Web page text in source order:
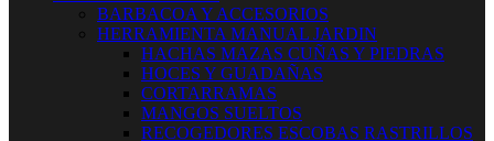
BARBACOA Y ACCESORIOS
HERRAMIENTA MANUAL JARDIN
HACHAS MAZAS CUÑAS Y PIEDRAS
HOCES Y GUADAÑAS
CORTARRAMAS
MANGOS SUELTOS
RECOGEDORES ESCOBAS RASTRILLOS